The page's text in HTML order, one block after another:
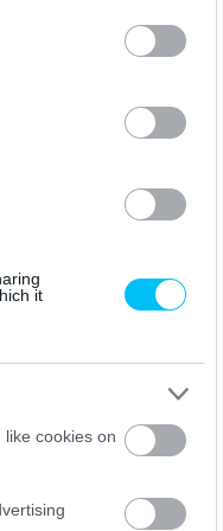
it
cookies on